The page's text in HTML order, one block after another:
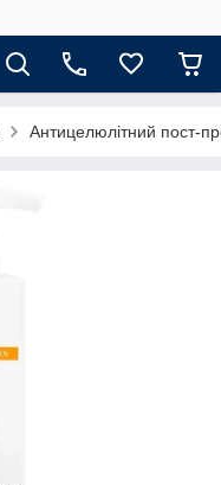
Антицелюлітний пост-